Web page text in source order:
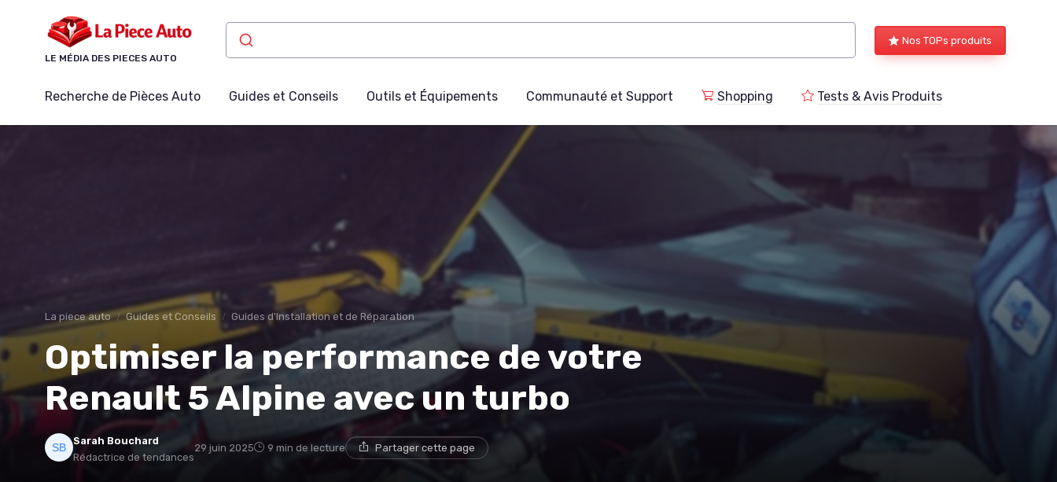
LE MÉDIA DES PIECES AUTO
Nos TOPs produits
Recherche de Pièces Auto Guides et Conseils Outils et Équipements Communauté et Support Shopping Tests & Avis Produits
La piece auto Guides et Conseils Guides d'Installation et de Réparation
Optimiser la performance de votre
Renault 5 Alpine avec un turbo
Sarah Bouchard
Rédactrice de tendances
29 juin 2025 9 min de lecture Partager cette page